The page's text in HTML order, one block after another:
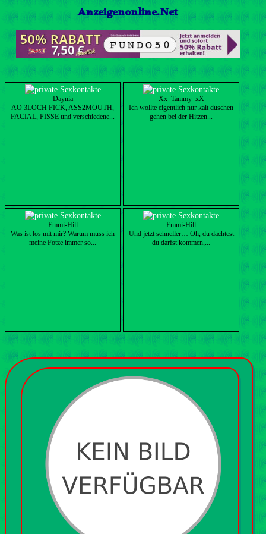
Anzeigenonline.Net
Daynia
AO 3LOCH FICK, ASS2MOUTH,
FACIAL, PISSE und verschiedene...
Xx_Tammy_xX
Ich wollte eigentlich nur kalt duschen
gehen bei der Hitzen...
Emmi-Hill
Was ist los mit mir? Warum muss ich
meine Fotze immer so...
Emmi-Hill
Und jetzt schneller… Oh, du dachtest
du darfst kommen,...